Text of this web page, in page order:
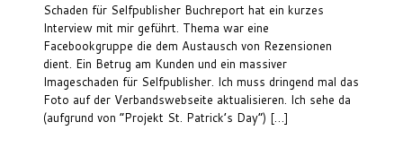
Schaden für Selfpublisher Buchreport hat ein kurzes
Interview mit mir geführt. Thema war eine
Facebookgruppe die dem Austausch von Rezensionen
dient. Ein Betrug am Kunden und ein massiver
Imageschaden für Selfpublisher. Ich muss dringend mal das
Foto auf der Verbandswebseite aktualisieren. Ich sehe da
(aufgrund von “Projekt St. Patrick’s Day”) […]